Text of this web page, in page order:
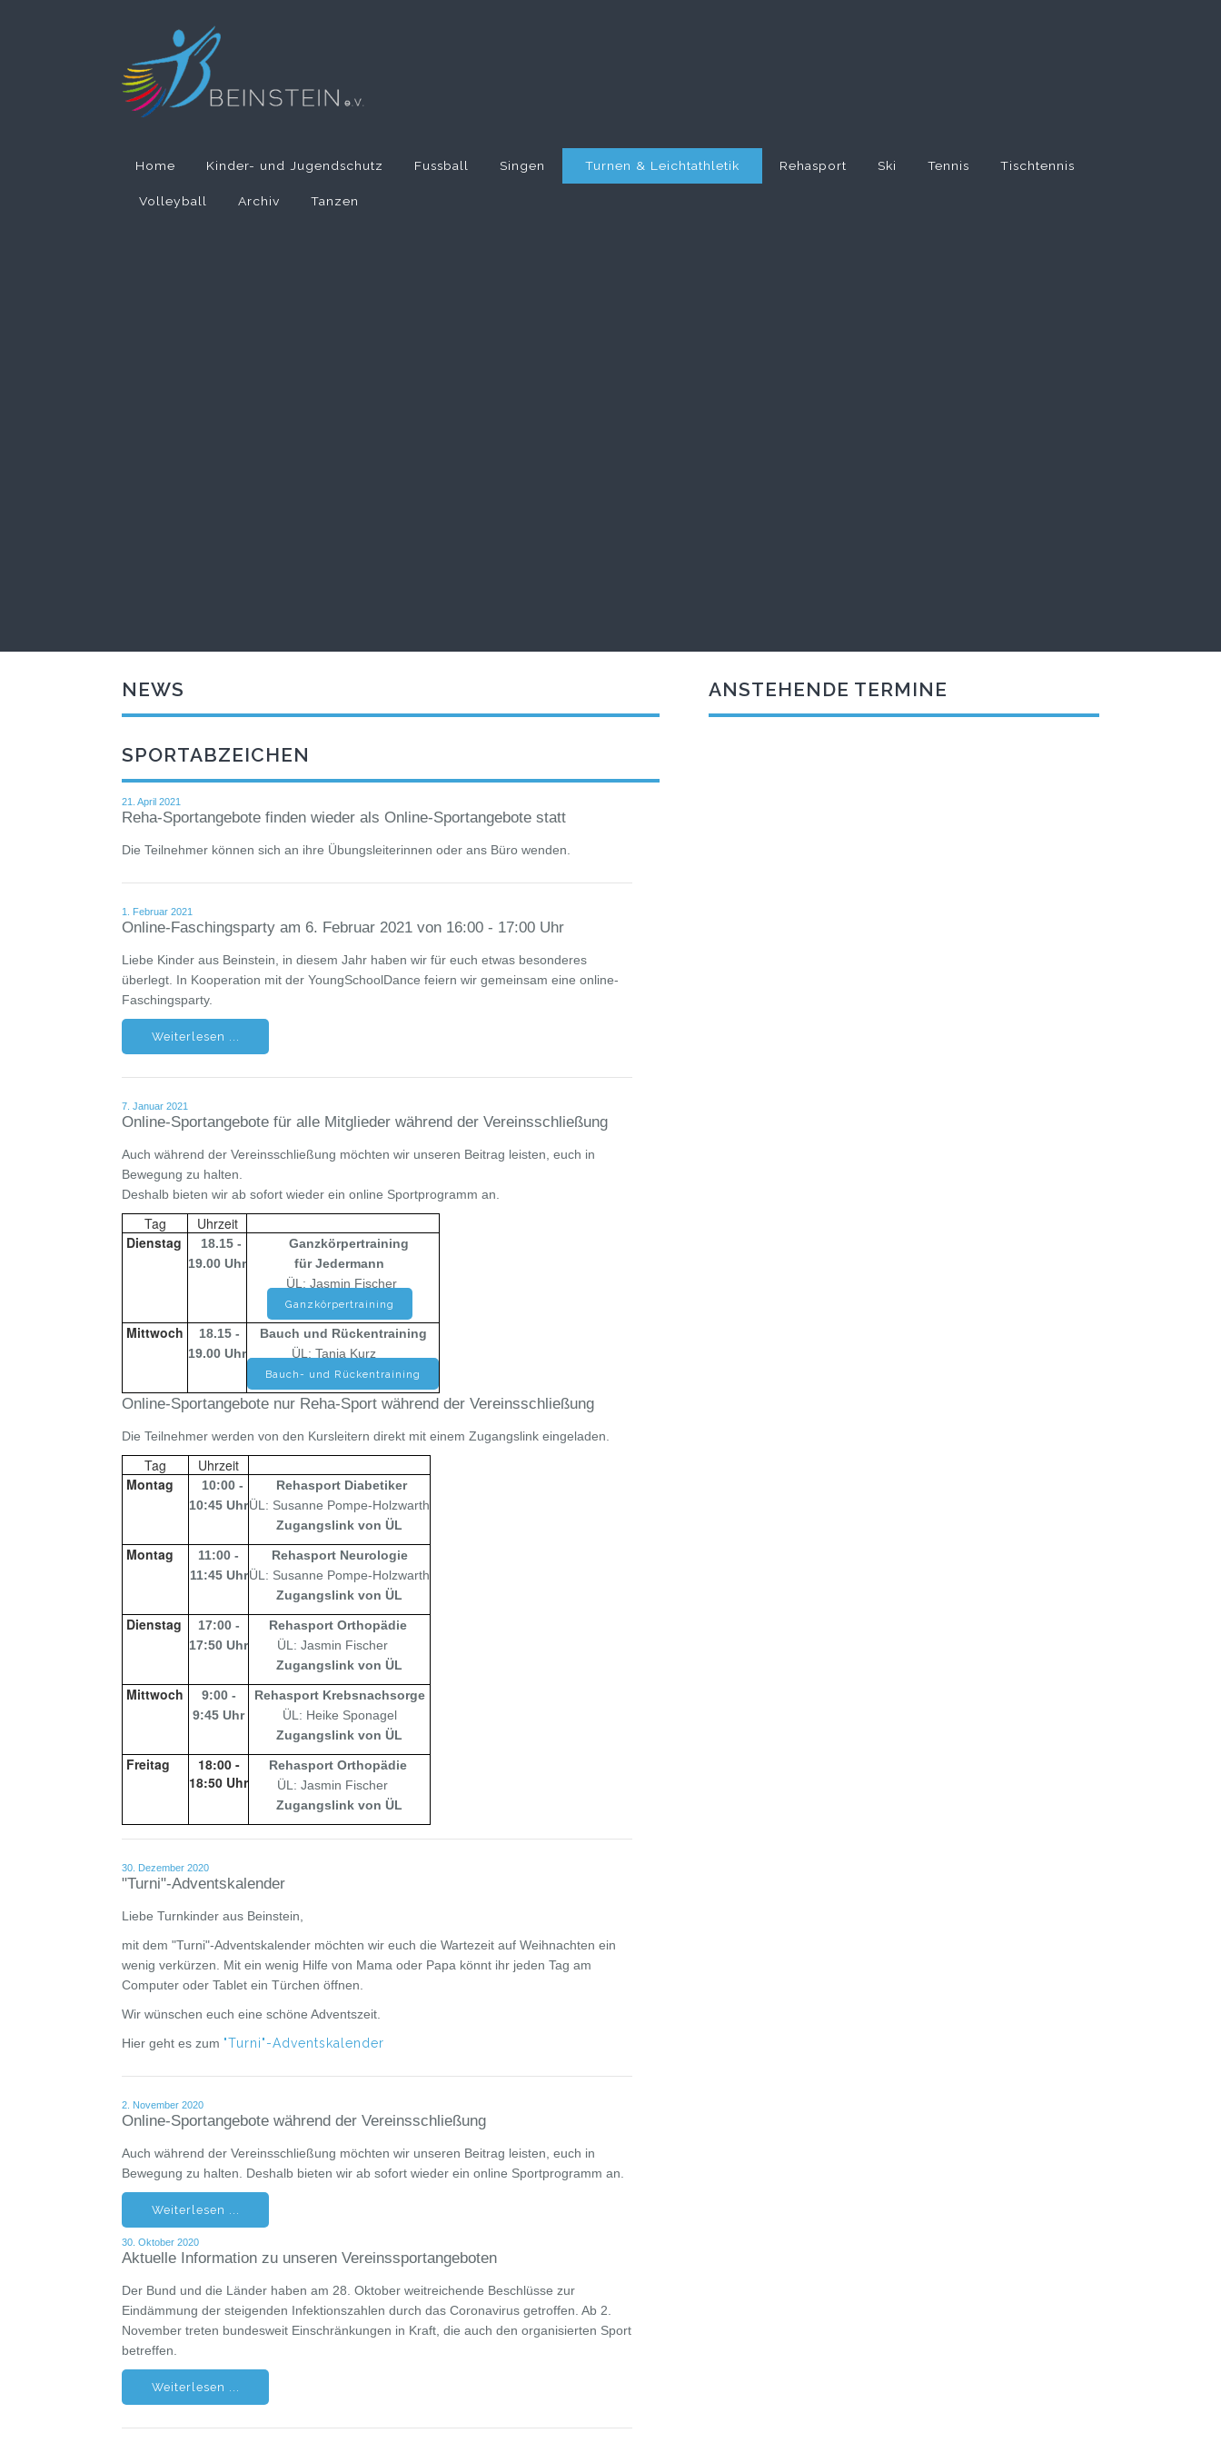
Home Kinder- und Jugendschutz Fussball Singen Turnen & Leichtathletik Rehasport Ski Tennis Tischtennis
Volleyball Archiv Tanzen
NEWS
SPORTABZEICHEN
21. April 2021
Reha-Sportangebote finden wieder als Online-Sportangebote statt
Die Teilnehmer können sich an ihre Übungsleiterinnen oder ans Büro wenden.
1. Februar 2021
Online-Faschingsparty am 6. Februar 2021 von 16:00 - 17:00 Uhr
Liebe Kinder aus Beinstein, in diesem Jahr haben wir für euch etwas besonderes
überlegt. In Kooperation mit der YoungSchoolDance feiern wir gemeinsam eine online-
Faschingsparty.
Weiterlesen ...
7. Januar 2021
Online-Sportangebote für alle Mitglieder während der Vereinsschließung
Auch während der Vereinsschließung möchten wir unseren Beitrag leisten, euch in
Bewegung zu halten.
Deshalb bieten wir ab sofort wieder ein online Sportprogramm an.
Tag
Uhrzeit
Dienstag
18.15 -
19.00 Uhr
Ganzkörpertraining
für Jedermann
ÜL: Jasmin Fischer
Ganzkörpertraining
Mittwoch
18.15 -
19.00 Uhr
Bauch und Rückentraining
ÜL: Tanja Kurz
Bauch- und Rückentraining
Online-Sportangebote nur Reha-Sport während der Vereinsschließung
Die Teilnehmer werden von den Kursleitern direkt mit einem Zugangslink eingeladen.
Tag
Uhrzeit
Montag
10:00 -
10:45 Uhr
Rehasport Diabetiker
ÜL: Susanne Pompe-Holzwarth
Zugangslink von ÜL
Montag
11:00 -
11:45 Uhr
Rehasport Neurologie
ÜL: Susanne Pompe-Holzwarth
Zugangslink von ÜL
Dienstag
17:00 -
17:50 Uhr
Rehasport Orthopädie
ÜL: Jasmin Fischer
Zugangslink von ÜL
Mittwoch
9:00 -
9:45 Uhr
Rehasport Krebsnachsorge
ÜL: Heike Sponagel
Zugangslink von ÜL
Freitag
18:00 -
18:50 Uhr
Rehasport Orthopädie
ÜL: Jasmin Fischer
Zugangslink von ÜL
30. Dezember 2020
"Turni"-Adventskalender
Liebe Turnkinder aus Beinstein,
mit dem "Turni"-Adventskalender möchten wir euch die Wartezeit auf Weihnachten ein
wenig verkürzen. Mit ein wenig Hilfe von Mama oder Papa könnt ihr jeden Tag am
Computer oder Tablet ein Türchen öffnen.
Wir wünschen euch eine schöne Adventszeit.
Hier geht es zum "Turni"-Adventskalender
2. November 2020
Online-Sportangebote während der Vereinsschließung
Auch während der Vereinsschließung möchten wir unseren Beitrag leisten, euch in
Bewegung zu halten. Deshalb bieten wir ab sofort wieder ein online Sportprogramm an.
Weiterlesen ...
30. Oktober 2020
Aktuelle Information zu unseren Vereinssportangeboten
Der Bund und die Länder haben am 28. Oktober weitreichende Beschlüsse zur
Eindämmung der steigenden Infektionszahlen durch das Coronavirus getroffen. Ab 2.
November treten bundesweit Einschränkungen in Kraft, die auch den organisierten Sport
betreffen.
Weiterlesen ...
ANSTEHENDE TERMINE